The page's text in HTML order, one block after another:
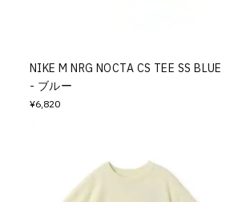
NIKE M NRG NOCTA CS TEE SS BLUE
- ブルー
¥6,820